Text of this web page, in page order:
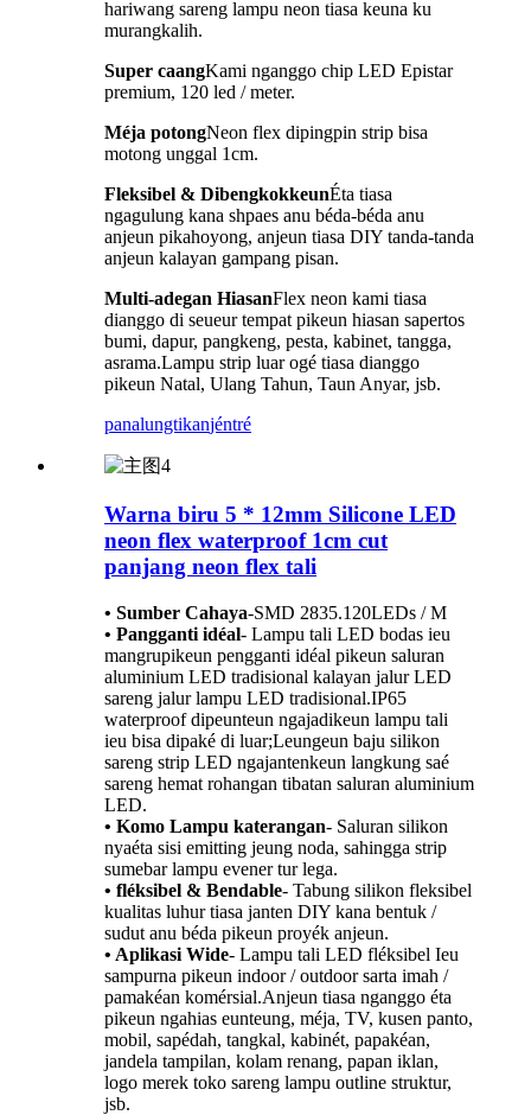
hariwang sareng lampu neon tiasa keuna ku
murangkalih.
Super caangKami nganggo chip LED Epistar
premium, 120 led / meter.
Méja potongNeon flex dipingpin strip bisa
motong unggal 1cm.
Fleksibel & DibengkokkeunÉta tiasa
ngagulung kana shpaes anu béda-béda anu
anjeun pikahoyong, anjeun tiasa DIY tanda-tanda
anjeun kalayan gampang pisan.
Multi-adegan HiasanFlex neon kami tiasa
dianggo di seueur tempat pikeun hiasan sapertos
bumi, dapur, pangkeng, pesta, kabinet, tangga,
asrama.Lampu strip luar ogé tiasa dianggo
pikeun Natal, Ulang Tahun, Taun Anyar, jsb.
panalungtikanjéntré
Warna biru 5 * 12mm Silicone LED
neon flex waterproof 1cm cut
panjang neon flex tali
• Sumber Cahaya-SMD 2835.120LEDs / M
• Pangganti idéal- Lampu tali LED bodas ieu
mangrupikeun pengganti idéal pikeun saluran
aluminium LED tradisional kalayan jalur LED
sareng jalur lampu LED tradisional.IP65
waterproof dipeunteun ngajadikeun lampu tali
ieu bisa dipaké di luar;Leungeun baju silikon
sareng strip LED ngajantenkeun langkung saé
sareng hemat rohangan tibatan saluran aluminium
LED.
• Komo Lampu katerangan- Saluran silikon
nyaéta sisi emitting jeung noda, sahingga strip
sumebar lampu evener tur lega.
• fléksibel & Bendable- Tabung silikon fleksibel
kualitas luhur tiasa janten DIY kana bentuk /
sudut anu béda pikeun proyék anjeun.
• Aplikasi Wide- Lampu tali LED fléksibel Ieu
sampurna pikeun indoor / outdoor sarta imah /
pamakéan komérsial.Anjeun tiasa nganggo éta
pikeun ngahias eunteung, méja, TV, kusen panto,
mobil, sapédah, tangkal, kabinét, papakéan,
jandela tampilan, kolam renang, papan iklan,
logo merek toko sareng lampu outline struktur,
jsb.